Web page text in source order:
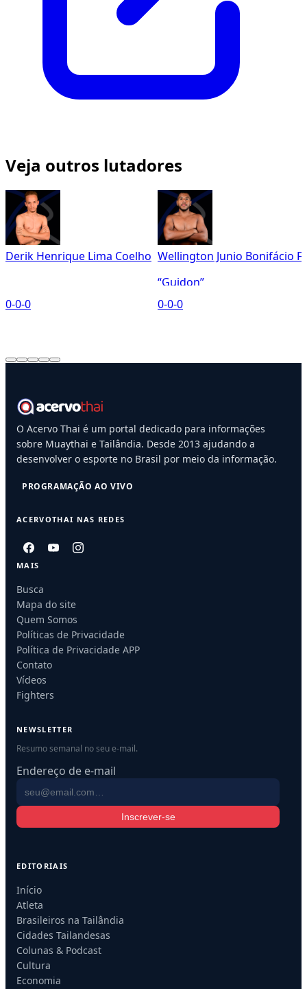
Veja outros lutadores
Derik Henrique Lima Coelho
0-0-0
Wellington Junio Bonifácio
“Guidon”
0-0-0
O Acervo Thai é um portal dedicado para informações
sobre Muaythai e Tailândia. Desde 2013 ajudando a
desenvolver o esporte no Brasil por meio da informação.
PROGRAMAÇÃO AO VIVO
ACERVOTHAI NAS REDES
MAIS
Busca
Mapa do site
Quem Somos
Políticas de Privacidade
Política de Privacidade APP
Contato
Vídeos
Fighters
NEWSLETTER
Resumo semanal no seu e-mail.
Endereço de e-mail
Inscrever-se
EDITORIAIS
Início
Atleta
Brasileiros na Tailândia
Cidades Tailandesas
Colunas & Podcast
Cultura
Economia